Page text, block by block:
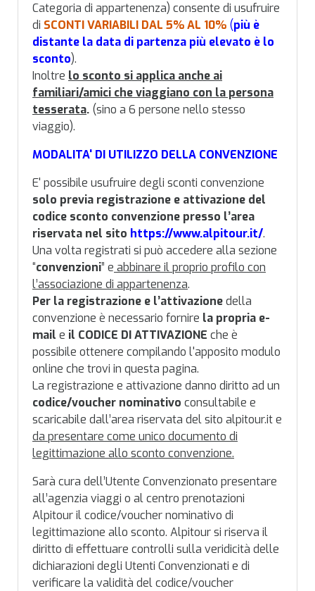
Categoria di appartenenza) consente di usufruire
di SCONTI VARIABILI DAL 5% AL 10% (più è
distante la data di partenza più elevato è lo
sconto).
Inoltre lo sconto si applica anche ai
familiari/amici che viaggiano con la persona
tesserata. (sino a 6 persone nello stesso
viaggio).
MODALITA' DI UTILIZZO DELLA CONVENZIONE
E' possibile usufruire degli sconti convenzione
solo previa registrazione e attivazione del
codice sconto convenzione presso l’area
riservata nel sito https://www.alpitour.it/.
Una volta registrati si può accedere alla sezione
“convenzioni” e abbinare il proprio profilo con
l’associazione di appartenenza.
Per la registrazione e l’attivazionedella
convenzione è necessario fornire la propria e-
mail e il CODICE DI ATTIVAZIONE che è
possibile ottenere compilando l'apposito modulo
online che trovi in questa pagina.
La registrazione e attivazione danno diritto ad un
codice/voucher nominativo consultabile e
scaricabile dall’area riservata del sito alpitour.it e
da presentare come unico documento di
legittimazione allo sconto convenzione.
Sarà cura dell’Utente Convenzionato presentare
all’agenzia viaggi o al centro prenotazioni
Alpitour il codice/voucher nominativo di
legittimazione allo sconto. Alpitour si riserva il
diritto di effettuare controlli sulla veridicità delle
dichiarazioni degli Utenti Convenzionati e di
verificare la validità del codice/voucher